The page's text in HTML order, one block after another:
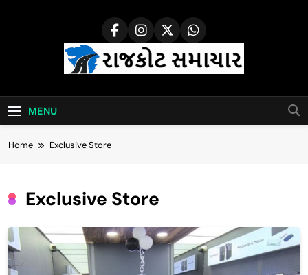
Rajkot Samachar
MENU
Home Exclusive Store
Exclusive Store